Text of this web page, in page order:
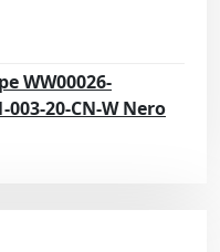
WW00026-
003-20-CN-W Nero